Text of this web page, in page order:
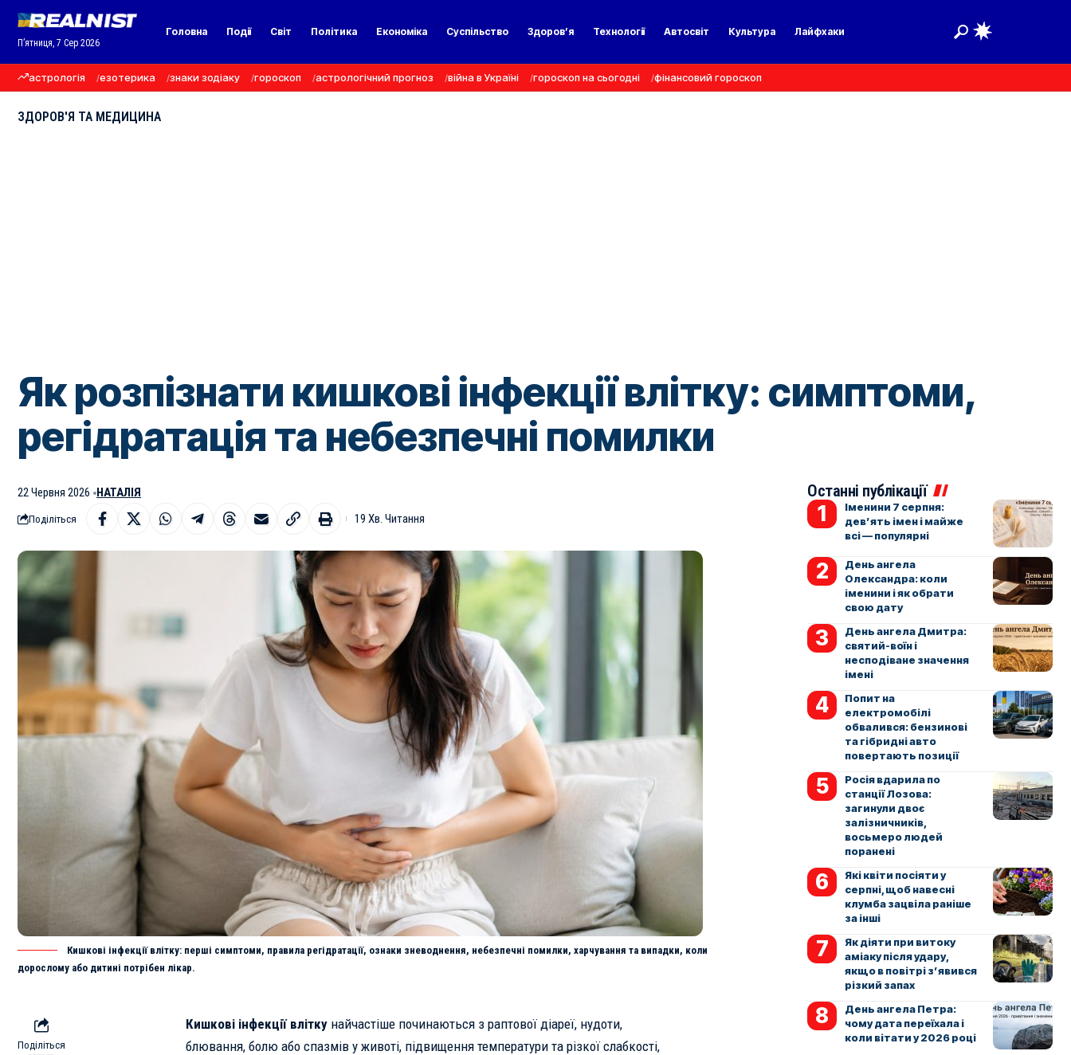
П’ятниця, 7 Сер 2026
Головна Події Світ Політика Економіка Суспільство Здоров’я Технології Автосвіт Культура Лайфхаки
астрологія езотерика знаки зодіаку гороскоп астрологічний прогноз війна в Україні гороскоп на сьогодні фінансовий гороскоп
ЗДОРОВ'Я ТА МЕДИЦИНА
Як розпізнати кишкові інфекції влітку: симптоми,
регідратація та небезпечні помилки
22 Червня 2026 НАТАЛІЯ
Поділіться 19 Хв. Читання
Кишкові інфекції влітку: перші симптоми, правила регідратації, ознаки зневоднення, небезпечні помилки, харчування та випадки, коли
дорослому або дитині потрібен лікар.
Поділіться
Кишкові інфекції вліткунайчастіше починаються з раптової діареї, нудоти,
блювання, болю або спазмів у животі, підвищення температури та різкої слабкості,
Останні публікації
Іменини 7 серпня:
дев’ять імен і майже
всі — популярні
День ангела
Олександра: коли
іменини і як обрати
свою дату
День ангела Дмитра:
святий-воїн і
несподіване значення
імені
Попит на
електромобілі
обвалився: бензинові
та гібридні авто
повертають позиції
Росія вдарила по
станції Лозова:
загинули двоє
залізничників,
восьмеро людей
поранені
Які квіти посіяти у
серпні, щоб навесні
клумба зацвіла раніше
за інші
Як діяти при витоку
аміаку після удару,
якщо в повітрі з’явився
різкий запах
День ангела Петра:
чому дата переїхала і
коли вітати у 2026 році